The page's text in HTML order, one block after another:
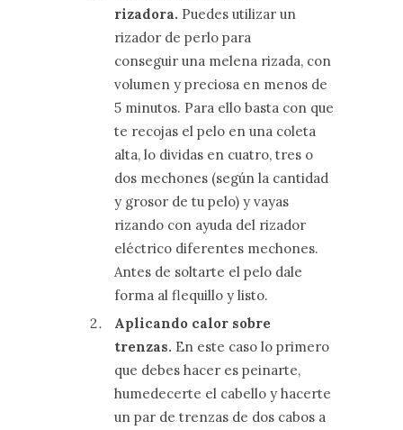
rizadora. Puedes utilizar un
rizador de perlo para
conseguir una melena rizada, con
volumen y preciosa en menos de
5 minutos. Para ello basta con que
te recojas el pelo en una coleta
alta, lo dividas en cuatro, tres o
dos mechones (según la cantidad
y grosor de tu pelo) y vayas
rizando con ayuda del rizador
eléctrico diferentes mechones.
Antes de soltarte el pelo dale
forma al flequillo y listo.
Aplicando calor sobre
trenzas. En este caso lo primero
que debes hacer es peinarte,
humedecerte el cabello y hacerte
un par de trenzas de dos cabos a